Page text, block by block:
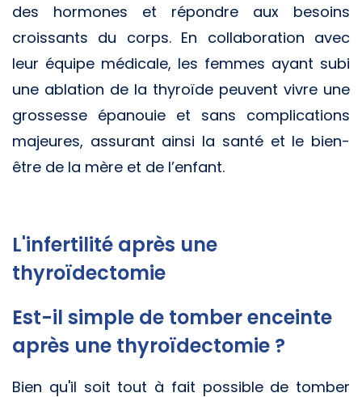
des hormones et répondre aux besoins
croissants du corps. En collaboration avec
leur équipe médicale, les femmes ayant subi
une ablation de la thyroïde peuvent vivre une
grossesse épanouie et sans complications
majeures, assurant ainsi la santé et le bien-
être de la mère et de l’enfant.
L'infertilité après une
thyroïdectomie
Est-il simple de tomber enceinte
après une thyroïdectomie ?
Bien qu'il soit tout à fait possible de tomber